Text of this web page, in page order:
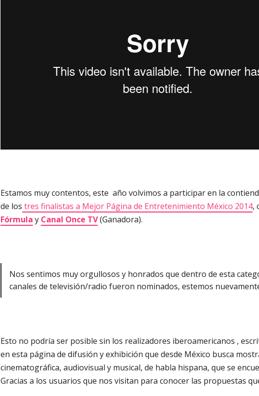
Estamos muy contentos, este año volvimos a participar en la
de los tres finalistas a Mejor Página de Entretenimiento México 2014,
Fórmula y Canal Once TV(Ganadora).
Nos sentimos muy orgullosos y honrados que dentro de esta
canales de televisión/radio fueron nominados, estemos
Esto no podría ser posible sin los realizadores iberoamericanos ,
en esta página de difusión y exhibición que desde México busca
cinematográfica, audiovisual y musical, de habla hispana, que se
Gracias a los usuarios que nos visitan para conocer las propuestas